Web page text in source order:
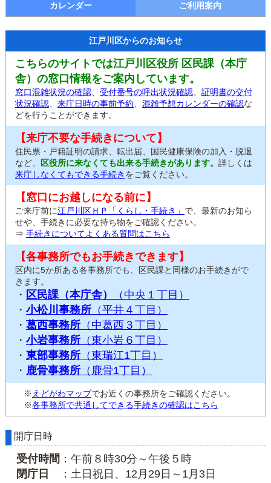
カレンダー
ご利用案内
江戸川区からのお知らせ
こちらのサイトでは江戸川区役所 区民課（本庁
舎）の窓口情報をご案内しています。
窓口混雑状況の確認 受付番号の呼出状況確認
証明書の交付
状況確認
来庁日時の事前予約 混雑予想カレンダーの確認な
どを行うことができます。
【来庁不要な手続きについて】
住民票・戸籍証明の請求、転出届、国民健康保険の加入・脱退
など、
区役所に来なくても出来る手続きがあります。 詳しくは
来庁しなくてもできる手続き をご覧ください。
【窓口にお越しになる前に】
ご来庁前に江戸川区ＨＰ「くらし・手続き」 で、最新のお知ら
せや、手続きに必要な持ち物をご確認ください。
⇒ 手続きについてよくある質問はこちら
【各事務所でもお手続きできます】
区内に5か所ある各事務所でも、区民課と同様のお手続きがで
きます。
・ 区民課（本庁舎）
（中央１丁目）
・ 小松川事務所 （平井４丁目）
・ 葛西事務所 （中葛西３丁目）
・ 小岩事務所 （東小岩６丁目）
・ 東部事務所 （東瑞江1丁目）
・ 鹿骨事務所 （鹿骨1丁目）
※ えどがわマップでお近くの事務所をご確認ください。
※各事務所で共通してできる手続きの確認はこちら
開庁日時
受付時間 ：午前８時30分～午後５時
閉庁日
：土日祝日、12月29日～1月3日